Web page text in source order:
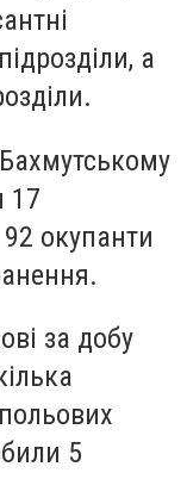
а
17
окупанти
за добу
5